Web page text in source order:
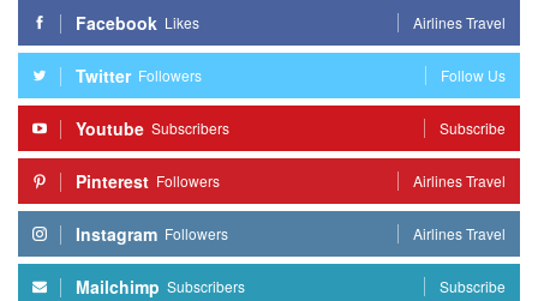
Facebook Likes Airlines Travel
Twitter Followers Follow Us
Youtube Subscribers Subscribe
Pinterest Followers Airlines Travel
Instagram Followers Airlines Travel
Mailchimp Subscribers Subscribe